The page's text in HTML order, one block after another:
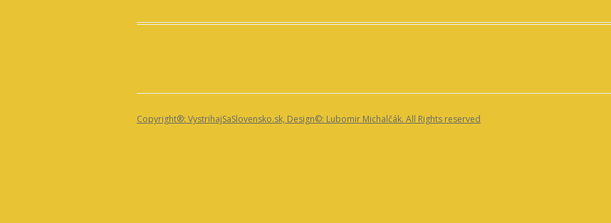
Copyright®: VystrihajSaSlovensko.sk, Design©: Lubomir Michalčák. All Rights reserved